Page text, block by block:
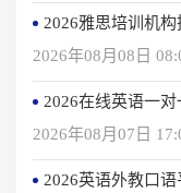
2026雅思培训机
2026年08月08日
2026在线英语一
2026年08月07日
2026英语外教口语平